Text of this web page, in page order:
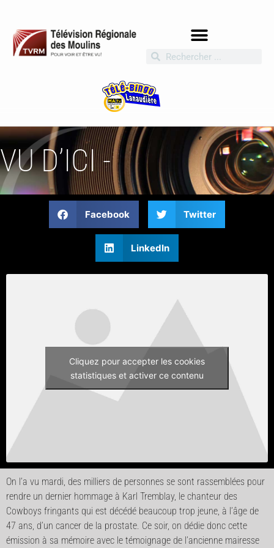
VU D’ICI -
Facebook Twitter
LinkedIn
Cliquez pour accepter les cookies
statistiques et activer ce contenu
On l’a vu mardi, des milliers de personnes se sont rassemblées pour
rendre un dernier hommage à Karl Tremblay, le chanteur des
Cowboys fringants qui est décédé beaucoup trop jeune, à l’âge de
47 ans, d’un cancer de la prostate. Ce soir, on dédie donc cette
émission à sa mémoire avec le témoignage de l’ancienne mairesse